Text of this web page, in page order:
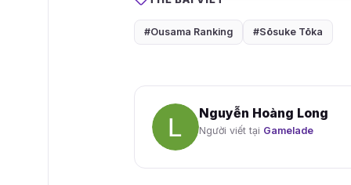
#Ousama Ranking #Sōsuke Tōka
Nguyễn Hoàng Long
Người viết tại Gamelade